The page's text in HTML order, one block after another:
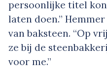
persoonlijke titel
laten doen.”
van baksteen. “Op
ze bij de
voor me.”